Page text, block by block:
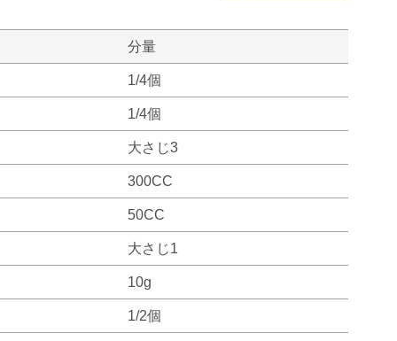
分量
1/4個
1/4個
大さじ3
300CC
50CC
大さじ1
10g
1/2個